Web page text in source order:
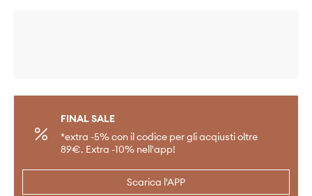
FINAL SALE
*extra -5% con il codice per gli acqiusti oltre
89€. Extra -10% nell'app!
Scarica l'APP